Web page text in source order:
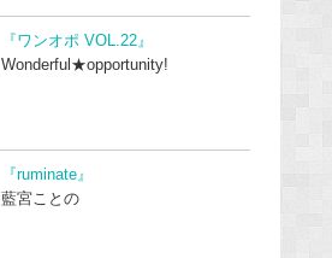
『ワンオポ VOL.22』
Wonderful★opportunity!
『ruminate』
藍宮ことの